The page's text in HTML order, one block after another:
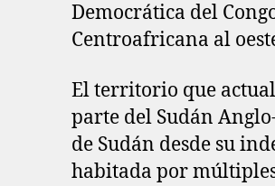
Democrática del
Centroafricana al
El territorio que
parte del Sudán
de Sudán desde su
habitada por